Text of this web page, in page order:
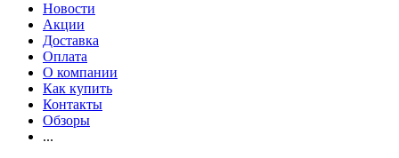
Новости
Акции
Доставка
Оплата
О компании
Как купить
Контакты
Обзоры
...